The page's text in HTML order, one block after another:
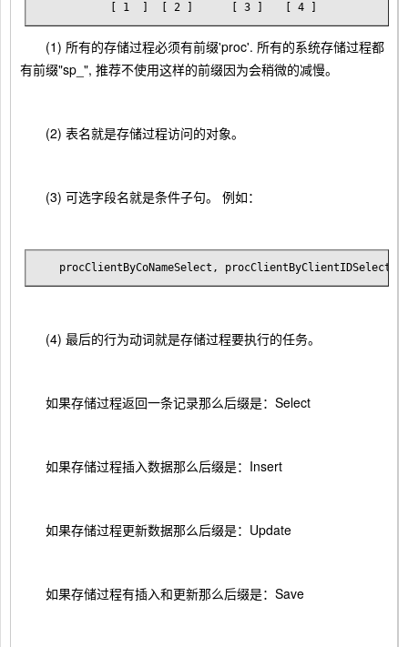
        [ 1  ]  [ 2 ]      [ 3 ]　　[ 4 ]
(1) 所有的存储过程必须有前缀'proc'. 所有的系统存储过程都
有前缀"sp_", 推荐不使用这样的前缀因为会稍微的减慢。
(2) 表名就是存储过程访问的对象。
(3) 可选字段名就是条件子句。 例如：
procClientByCoNameSelect, procClientByClientIDSelect
(4) 最后的行为动词就是存储过程要执行的任务。
如果存储过程返回一条记录那么后缀是：Select
如果存储过程插入数据那么后缀是：Insert
如果存储过程更新数据那么后缀是：Update
如果存储过程有插入和更新那么后缀是：Save